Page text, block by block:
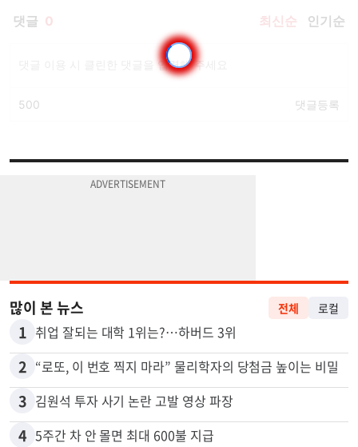
많이 본 뉴스 전체 로컬
1 취업 잘되는 대학 1위는?…하버드 3위
2 “로또, 이 번호 찍지 마라” 물리학자의 당첨금 높이는 비밀
3 김원석 투자 사기 논란 고발 영상 파장
4 5주간 차 안 몰면 최대 600불 지급